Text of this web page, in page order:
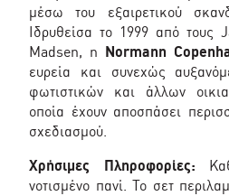
μέσω του εξαιρετικού
Ιδρυθείσα το 1999 από
Madsen, η
Normann
ευρεία και συνεχώς
φωτιστικών και άλλων
οποία έχουν αποσπάσει
σχεδιασμού.
Χρήσιμες Πληροφορίες:
νοτισμένο πανί. Το σετ